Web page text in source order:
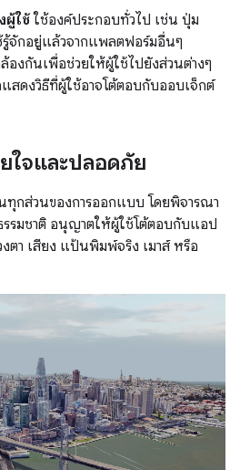
ผู้ใช้ใช้องค์ประกอบทั่วไป เช่น ปุ่ม
รู้จักอยู่แล้วจากแพลตฟอร์มอื่นๆ
งกันเพื่อช่วยให้ผู้ใช้ไปยังส่วนต่างๆ
สดงวิธีที่ผู้ใช้อาจโต้ตอบกับออบเจ็กต์
ใจและปลอดภัย
ทุกส่วนของการออกแบบ โดยพิจารณา
รมชาติ อนุญาตให้ผู้ใช้โต้ตอบกับแอป
งตา เสียง แป้นพิมพ์จริง เมาส์ หรือ